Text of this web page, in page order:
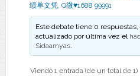
绩单文凭, Q微♥1688 99991
Este debate tiene 0 respuestas,
actualizado por última vez el
Sidaamyas.
Viendo 1 entrada (de un total de 1)